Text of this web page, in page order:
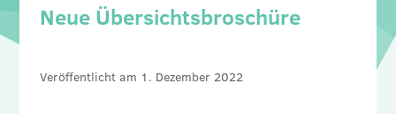
Neue Übersichtsbroschüre
1. Dezember 2022